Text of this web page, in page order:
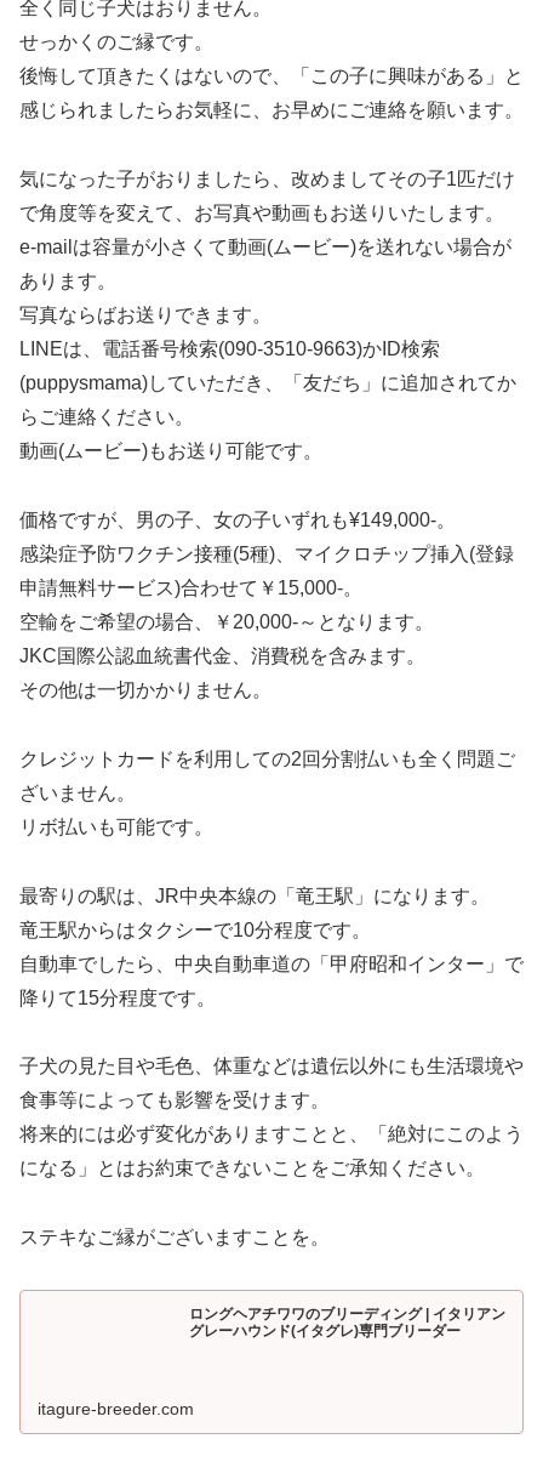
全く同じ子犬はおりません。
せっかくのご縁です。
後悔して頂きたくはないので、「この子に興味がある」と
感じられましたらお気軽に、お早めにご連絡を願います。
気になった子がおりましたら、改めましてその子1匹だけ
で角度等を変えて、お写真や動画もお送りいたします。
e-mailは容量が小さくて動画(ムービー)を送れない場合が
あります。
写真ならばお送りできます。
LINEは、電話番号検索(090-3510-9663)かID検索
(puppysmama)していただき、「友だち」に追加されてか
らご連絡ください。
動画(ムービー)もお送り可能です。
価格ですが、男の子、女の子いずれも¥149,000-。
感染症予防ワクチン接種(5種)、マイクロチップ挿入(登録
申請無料サービス)合わせて￥15,000-。
空輸をご希望の場合、￥20,000-～となります。
JKC国際公認血統書代金、消費税を含みます。
その他は一切かかりません。
クレジットカードを利用しての2回分割払いも全く問題ご
ざいません。
リボ払いも可能です。
最寄りの駅は、JR中央本線の「竜王駅」になります。
竜王駅からはタクシーで10分程度です。
自動車でしたら、中央自動車道の「甲府昭和インター」で
降りて15分程度です。
子犬の見た目や毛色、体重などは遺伝以外にも生活環境や
食事等によっても影響を受けます。
将来的には必ず変化がありますことと、「絶対にこのよう
になる」とはお約束できないことをご承知ください。
ステキなご縁がございますことを。
ロングヘアチワワのブリーディング | イタリアン
グレーハウンド(イタグレ)専門ブリーダー
itagure-breeder.com